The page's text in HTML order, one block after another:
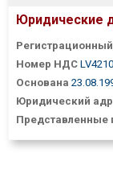
Юридические
Номер НДС
Основана
Юридический
Представленные